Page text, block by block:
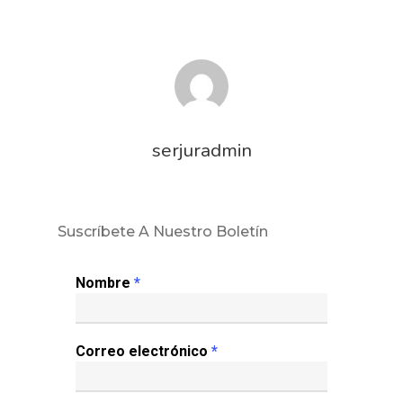
serjuradmin
Suscríbete A Nuestro Boletín
Nombre *
Correo electrónico *
Noticias